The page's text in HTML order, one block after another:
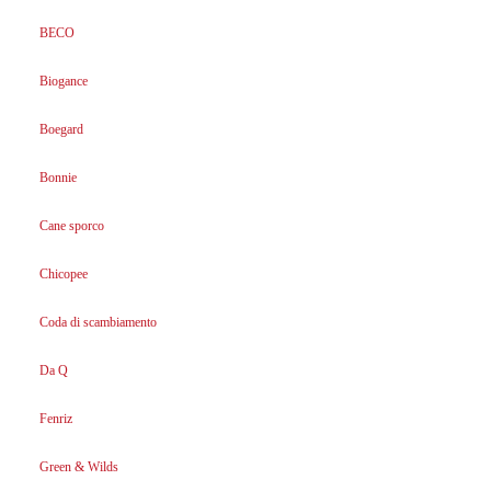
BECO
Biogance
Boegard
Bonnie
Cane sporco
Chicopee
Coda di scambiamento
Da Q
Fenriz
Green & Wilds